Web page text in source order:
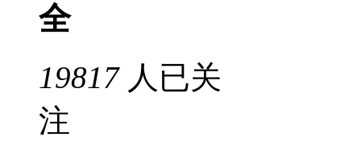
全
19817人已关
注